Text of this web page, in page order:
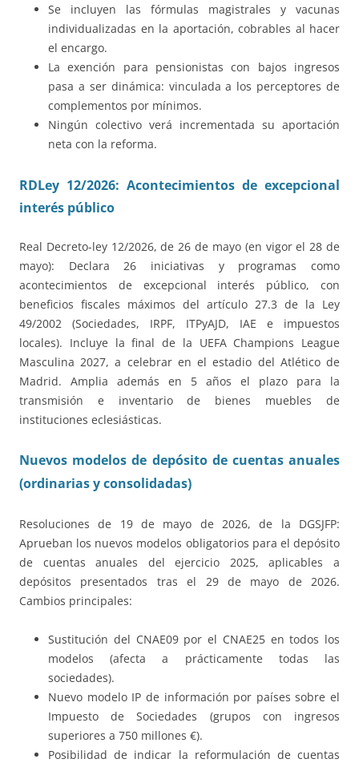
Se incluyen las fórmulas magistrales y vacunas
individualizadas en la aportación, cobrables al hacer
el encargo.
La exención para pensionistas con bajos ingresos
pasa a ser dinámica: vinculada a los perceptores de
complementos por mínimos.
Ningún colectivo verá incrementada su aportación
neta con la reforma.
RDLey 12/2026: Acontecimientos de excepcional
interés público
Real Decreto-ley 12/2026, de 26 de mayo (en vigor el 28 de
mayo): Declara 26 iniciativas y programas como
acontecimientos de excepcional interés público, con
beneficios fiscales máximos del artículo 27.3 de la Ley
49/2002 (Sociedades, IRPF, ITPyAJD, IAE e impuestos
locales). Incluye la final de la UEFA Champions League
Masculina 2027, a celebrar en el estadio del Atlético de
Madrid. Amplia además en 5 años el plazo para la
transmisión e inventario de bienes muebles de
instituciones eclesiásticas.
Nuevos modelos de depósito de cuentas anuales
(ordinarias y consolidadas)
Resoluciones de 19 de mayo de 2026, de la DGSJFP:
Aprueban los nuevos modelos obligatorios para el depósito
de cuentas anuales del ejercicio 2025, aplicables a
depósitos presentados tras el 29 de mayo de 2026.
Cambios principales:
Sustitución del CNAE09 por el CNAE25 en todos los
modelos (afecta a prácticamente todas las
sociedades).
Nuevo modelo IP de información por países sobre el
Impuesto de Sociedades (grupos con ingresos
superiores a 750 millones €).
Posibilidad de indicar la reformulación de cuentas